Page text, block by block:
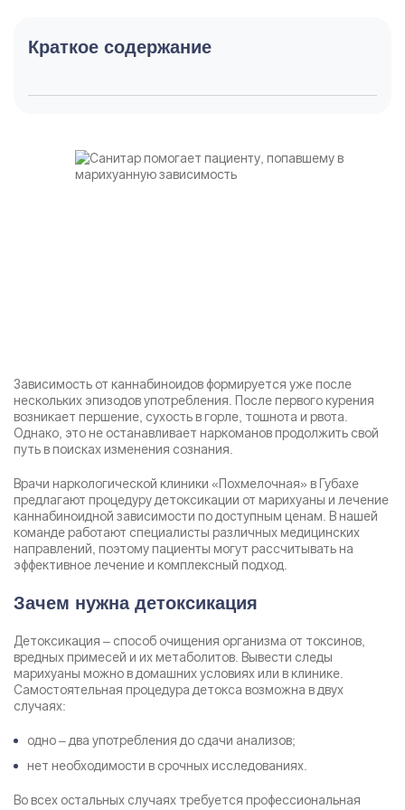
Краткое содержание
Зависимость от каннабиноидов формируется уже после
нескольких эпизодов употребления. После первого курения
возникает першение, сухость в горле, тошнота и рвота.
Однако, это не останавливает наркоманов продолжить свой
путь в поисках изменения сознания.
Врачи наркологической клиники «Похмелочная» в Губахе
предлагают процедуру детоксикации от марихуаны и лечение
каннабиноидной зависимости по доступным ценам. В нашей
команде работают специалисты различных медицинских
направлений, поэтому пациенты могут рассчитывать на
эффективное лечение и комплексный подход.
Зачем нужна детоксикация
Детоксикация – способ очищения организма от токсинов,
вредных примесей и их метаболитов. Вывести следы
марихуаны можно в домашних условиях или в клинике.
Самостоятельная процедура детокса возможна в двух
случаях:
одно – два употребления до сдачи анализов;
нет необходимости в срочных исследованиях.
Во всех остальных случаях требуется профессиональная
Бесплатная консультация
Оставьте данные и мы вам перезвоним!
Выбор города
Поиск по сайту
Задать вопрос
Задайте свой вопрос и мы ответим вам